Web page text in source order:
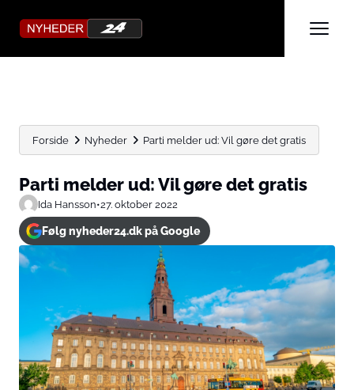
Forside Nyheder Parti melder ud: Vil gøre det gratis
Parti melder ud: Vil gøre det gratis
Ida Hansson•27. oktober 2022
Følg nyheder24.dk på Google